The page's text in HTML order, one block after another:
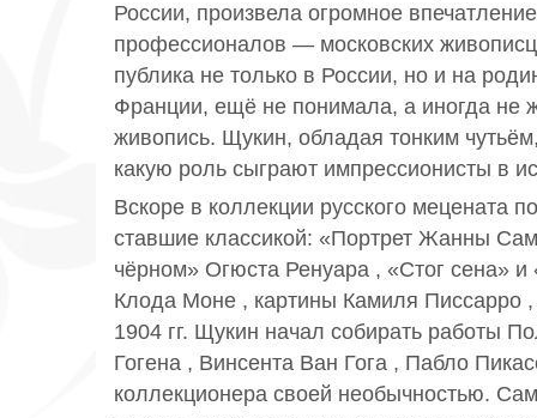
России, произвела огромное
профессионалов — московских
публика не только в России, но и на
Франции, ещё не понимала, а иногда не
живопись. Щукин, обладая тонким
какую роль сыграют импрессионисты в
Вскоре в коллекции русского мецената
ставшие классикой: «Портрет Жанны
чёрном» Огюста Ренуара , «Стог сена» и
Клода Моне , картины Камиля Писсарро
1904 гг. Щукин начал собирать работы
Гогена , Винсента Ван Гога , Пабло
коллекционера своей необычностью.